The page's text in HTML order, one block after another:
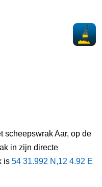
scheepswrak Aar, op de
in zijn directe
is 54 31.992 N,12 4.92 E